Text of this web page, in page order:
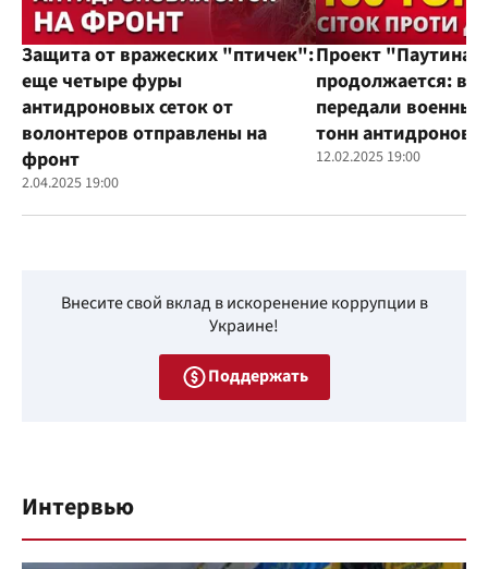
Защита от вражеских "птичек":
еще четыре фуры
антидроновых сеток от
волонтеров отправлены на
фронт
2.04.2025 19:00
Проект "Паутина"
продолжается:
передали
тонн
12.02.2025 19:00
Внесите свой вклад в искоренение коррупции в
Украине!
Поддержать
Интервью